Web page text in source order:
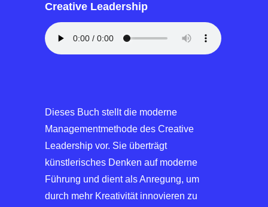
Creative Leadership
Dieses Buch stellt die moderne
Managementmethode des Creative
Leadership vor. Sie überträgt
künstlerisches Denken auf moderne
Führung und dient als Anregung, um
durch mehr Kreativität innovieren zu